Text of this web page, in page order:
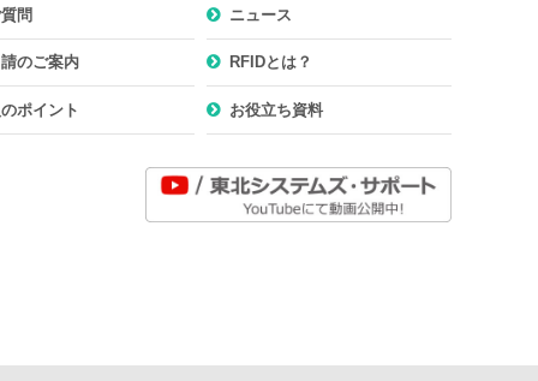
問
のご案内
ポイント
ニュース
RFIDとは？
お役立ち資料